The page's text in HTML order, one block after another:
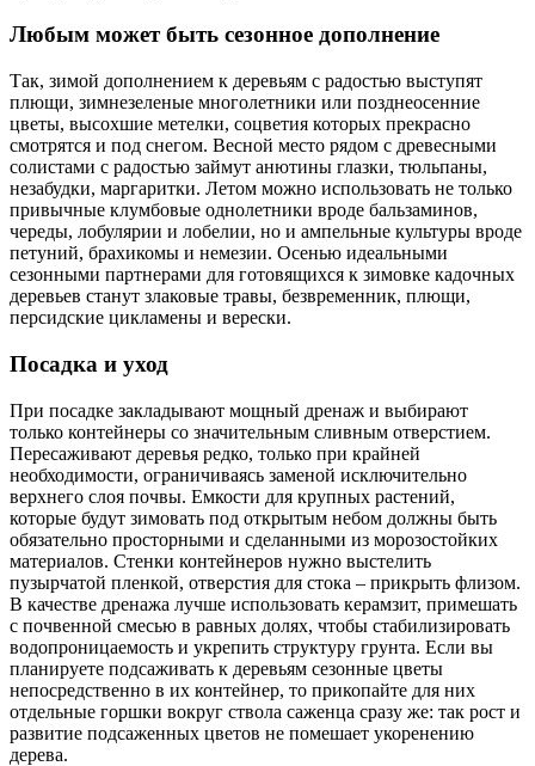
Любым может быть сезонное дополнение
Так, зимой дополнением к деревьям с радостью выступят
плющи, зимнезеленые многолетники или позднеосенние
цветы, высохшие метелки, соцветия которых прекрасно
смотрятся и под снегом. Весной место рядом с древесными
солистами с радостью займут анютины глазки, тюльпаны,
незабудки, маргаритки. Летом можно использовать не только
привычные клумбовые однолетники вроде бальзаминов,
череды, лобулярии и лобелии, но и ампельные культуры вроде
петуний, брахикомы и немезии. Осенью идеальными
сезонными партнерами для готовящихся к зимовке кадочных
деревьев станут злаковые травы, безвременник, плющи,
персидские цикламены и верески.
Посадка и уход
При посадке закладывают мощный дренаж и выбирают
только контейнеры со значительным сливным отверстием.
Пересаживают деревья редко, только при крайней
необходимости, ограничиваясь заменой исключительно
верхнего слоя почвы. Емкости для крупных растений,
которые будут зимовать под открытым небом должны быть
обязательно просторными и сделанными из морозостойких
материалов. Стенки контейнеров нужно выстелить
пузырчатой пленкой, отверстия для стока – прикрыть флизом.
В качестве дренажа лучше использовать керамзит, примешать
с почвенной смесью в равных долях, чтобы стабилизировать
водопроницаемость и укрепить структуру грунта. Если вы
планируете подсаживать к деревьям сезонные цветы
непосредственно в их контейнер, то прикопайте для них
отдельные горшки вокруг ствола саженца сразу же: так рост и
развитие подсаженных цветов не помешает укоренению
дерева.